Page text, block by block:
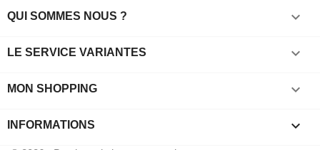
QUI SOMMES NOUS ? 
LE SERVICE VARIANTES 
MON SHOPPING 
INFORMATIONS keyboard_arrow_down